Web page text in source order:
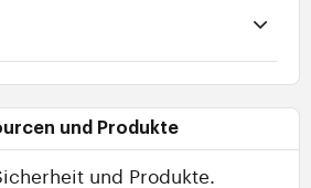
und Produkte
und Produkte.